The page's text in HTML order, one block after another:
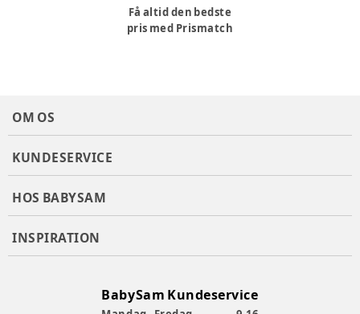
Få altid den bedste
pris med Prismatch
OM OS
KUNDESERVICE
HOS BABYSAM
INSPIRATION
BabySam Kundeservice